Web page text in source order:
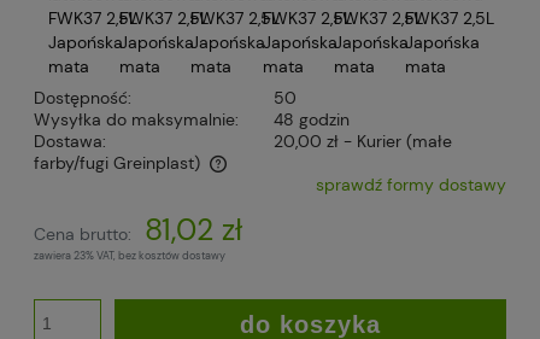
Dostępność:
50
Wysyłka do maksymalnie:
48 godzin
Dostawa:
20,00 zł - Kurier (małe
farby/fugi Greinplast)
Cena nie zawiera ewentualnych kosztów płatnościsprawdź formy dostawy
Cena brutto: 81,02 zł
zawiera 23% VAT, bez kosztów dostawy
do koszyka